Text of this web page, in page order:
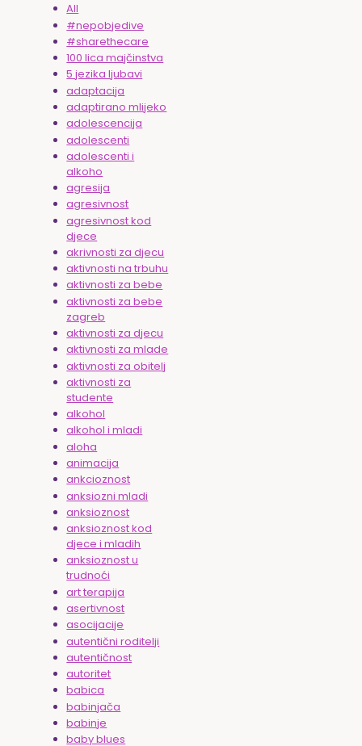
All
#nepobjedive
#sharethecare
100 lica majčinstva
5 jezika ljubavi
adaptacija
adaptirano mlijeko
adolescencija
adolescenti
adolescenti i
alkoho
agresija
agresivnost
agresivnost kod
djece
akrivnosti za djecu
aktivnosti na trbuhu
aktivnosti za bebe
aktivnosti za bebe
zagreb
aktivnosti za djecu
aktivnosti za mlade
aktivnosti za obitelj
aktivnosti za
studente
alkohol
alkohol i mladi
aloha
animacija
ankcioznost
anksiozni mladi
anksioznost
anksioznost kod
djece i mladih
anksioznost u
trudnoći
art terapija
asertivnost
asocijacije
autentični roditelji
autentičnost
autoritet
babica
babinjača
babinje
baby blues